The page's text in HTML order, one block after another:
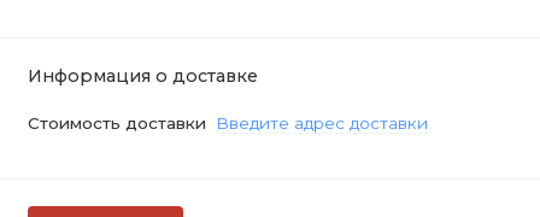
Информация о доставке
Стоимость доставки Введите адрес доставки